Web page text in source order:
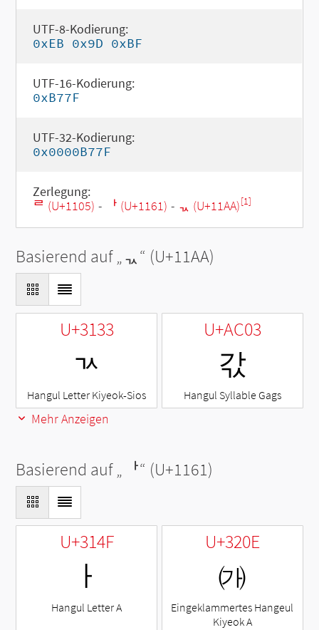
UTF-8-Kodierung:
0xEB 0x9D 0xBF
UTF-16-Kodierung:
0xB77F
UTF-32-Kodierung:
0x0000B77F
Zerlegung:
ᄅ (U+1105) - ᅡ (U+1161) - ᆪ (U+11AA)[1]
Basierend auf „ᆪ“ (U+11AA)
U+3133
ㄳ
Hangul Letter Kiyeok-Sios
U+AC03
갃
Hangul Syllable Gags
Mehr Anzeigen
Basierend auf „ ᅡ“ (U+1161)
U+314F
ㅏ
Hangul Letter A
U+320E
㈎
Eingeklammertes Hangeul
Kiyeok A